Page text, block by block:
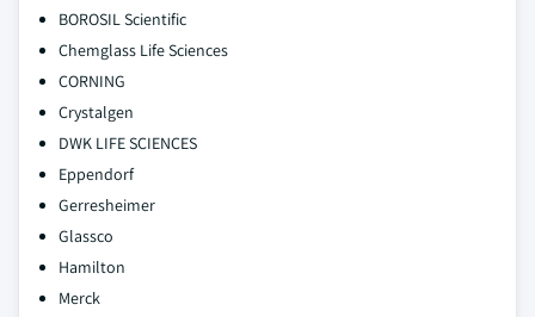
BOROSIL Scientific
Chemglass Life Sciences
CORNING
Crystalgen
DWK LIFE SCIENCES
Eppendorf
Gerresheimer
Glassco
Hamilton
Merck